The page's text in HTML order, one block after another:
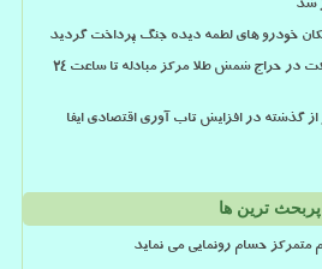
مهلت واریز وجه الضمان برای شرکت در حراج شمش طلا مرکز مبادله تا ساعت ۲۴
گذشته در افزایش تاب آوری اقتصادی ایفا
پربحث ترین ها
متمرکز حسام رونمایی می نماید